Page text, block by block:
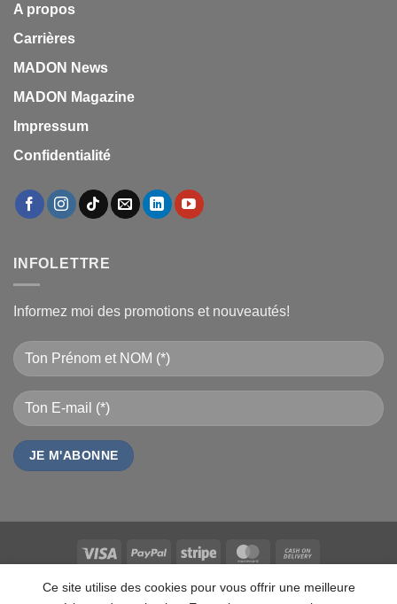
A propos
Carrières
MADON News
MADON Magazine
Impressum
Confidentialité
INFOLETTRE
Informez moi des promotions et nouveautés!
Visa PayPal Stripe MasterCard
Delivery
QUI SOMMES NOUS CONTACT FAQ CAREERS
MARQUES
EN PROMO
Ce site utilise des cookies pour vous offrir une meilleure